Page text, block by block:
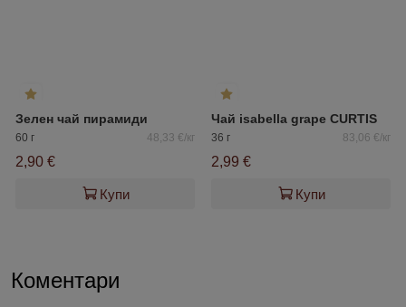
Зелен чай пирамиди
60 г 48,33 €/кг
2,90 €
Купи
Чай isabella grape CURTIS
36 г 83,06 €/кг
2,99 €
Купи
Коментари